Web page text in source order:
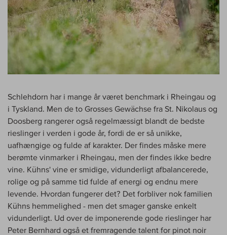
Schlehdorn har i mange år været benchmark i Rheingau og
i Tyskland. Men de to Grosses Gewächse fra St. Nikolaus og
Doosberg rangerer også regelmæssigt blandt de bedste
rieslinger i verden i gode år, fordi de er så unikke,
uafhængige og fulde af karakter. Der findes måske mere
berømte vinmarker i Rheingau, men der findes ikke bedre
vine. Kühns' vine er smidige, vidunderligt afbalancerede,
rolige og på samme tid fulde af energi og endnu mere
levende. Hvordan fungerer det? Det forbliver nok familien
Kühns hemmelighed - men det smager ganske enkelt
vidunderligt. Ud over de imponerende gode rieslinger har
Peter Bernhard også et fremragende talent for pinot noir